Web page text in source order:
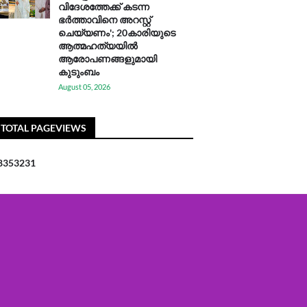
വിദേശത്തേക്ക് കടന്ന
ഭർത്താവിനെ അറസ്റ്റ്
ചെയ്യണം'; 20കാരിയുടെ
ആത്മഹത്യയിൽ
ആരോപണങ്ങളുമായി
കുടുംബം
August 05, 2026
TOTAL PAGEVIEWS
353231